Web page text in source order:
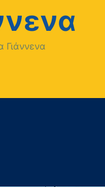
Γιάννενα